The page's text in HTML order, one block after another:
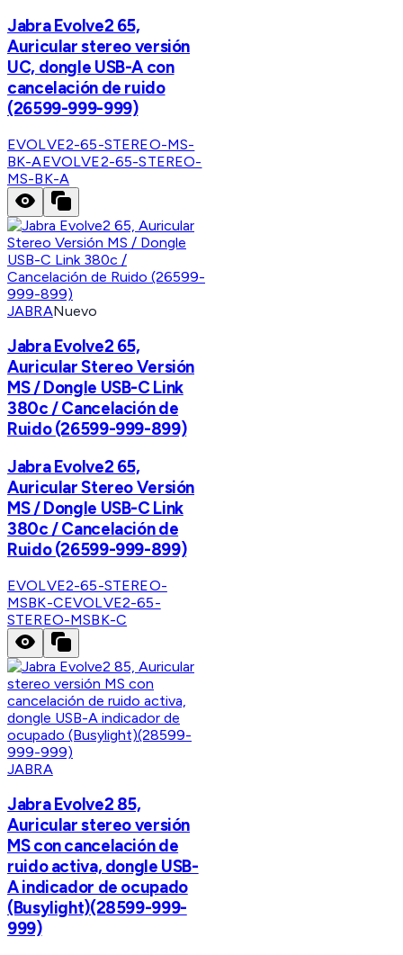
Jabra Evolve2 65,
Auricular stereo versión
UC, dongle USB-A con
cancelación de ruido
(26599-999-999)
EVOLVE2-65-STEREO-MS-
BK-AEVOLVE2-65-STEREO-
MS-BK-A
JABRANuevo
Jabra Evolve2 65,
Auricular Stereo Versión
MS / Dongle USB-C Link
380c / Cancelación de
Ruido (26599-999-899)
Jabra Evolve2 65,
Auricular Stereo Versión
MS / Dongle USB-C Link
380c / Cancelación de
Ruido (26599-999-899)
EVOLVE2-65-STEREO-
MSBK-CEVOLVE2-65-
STEREO-MSBK-C
JABRA
Jabra Evolve2 85,
Auricular stereo versión
MS con cancelación de
ruido activa, dongle USB-
A indicador de ocupado
(Busylight)(28599-999-
999)